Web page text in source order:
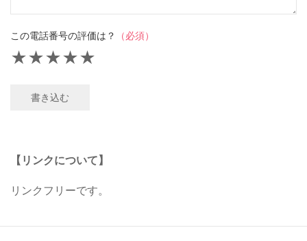
この電話番号の評価は？ （必須）
★
★
★
★
★
書き込む
【リンクについて】
リンクフリーです。